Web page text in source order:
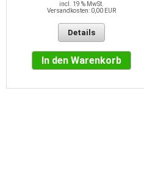
incl. 19 % MwSt.
Versandkosten: 0,00 EUR
Details
In den Warenkorb